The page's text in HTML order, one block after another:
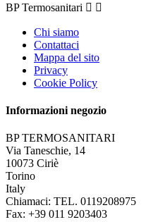
BP Termosanitari  
Chi siamo
Contattaci
Mappa del sito
Privacy
Cookie Policy
Informazioni negozio
BP TERMOSANITARI
Via Taneschie, 14
10073 Ciriè
Torino
Italy
Chiamaci: TEL. 0119208975
Fax: +39 011 9203403